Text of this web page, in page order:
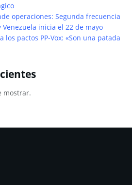
operaciones: Segunda frecuencia
Venezuela inicia el 22 de mayo
los pactos PP-Vox: «Son una patada
mostrar.